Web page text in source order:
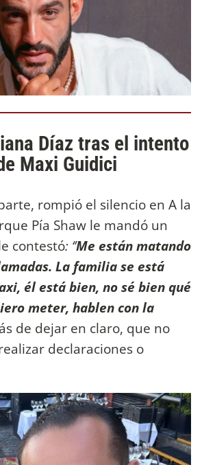
Díaz tras el intento
Maxi Guidici
rompió el silencio en A la
Pía Shaw le mandó un
contestó: ‘’Me están matando
La familia se está
él está bien, no sé bien qué
meter, hablen con la
de dejar en claro, que no
declaraciones o